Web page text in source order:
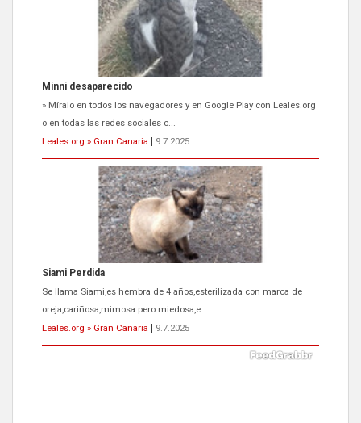
Siami Perdida
Se llama Siami,es hembra de 4 años,esterilizada con marca de
oreja,cariñosa,mimosa pero miedosa,e...
Leales.org » Gran Canaria
9.7.2025
ADOPCIÓN URGENTE GATA TEROR GRAN CANARIA
El ayuntamiento se va a llevar a Los Gatos callejeros de la zona los
próximos días, ella incluida...
Leales.org » Gran Canaria
9.7.2025